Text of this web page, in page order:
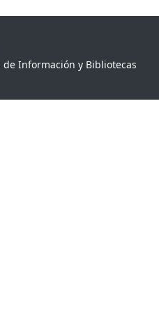
de Información y Bibliotecas